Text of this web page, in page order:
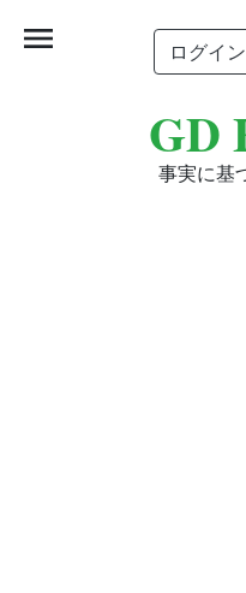
ログイン
GD
事実に基
menu